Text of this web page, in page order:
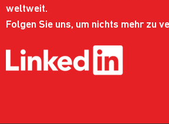
weltweit.
Folgen Sie uns, um nichts mehr zu